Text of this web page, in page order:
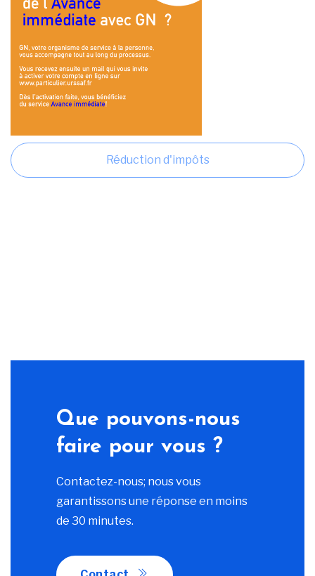
Réduction d'impôts
Que pouvons-nous
faire pour vous ?
Contactez-nous; nous vous
garantissons une réponse en moins
de 30 minutes.